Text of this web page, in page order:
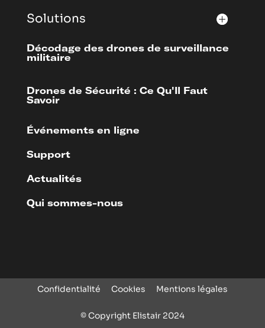
Solutions
Décodage des drones de surveillance
militaire
Drones de Sécurité : Ce Qu'Il Faut
Savoir
Événements en ligne
Support
Actualités
Qui sommes-nous
Confidentialité Cookies Mentions légales
© Copyright Elistair 2024